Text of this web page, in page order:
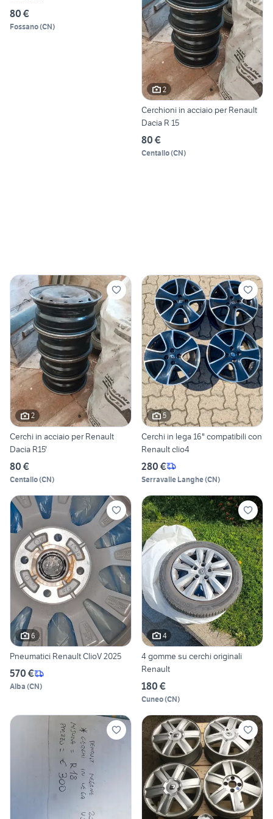
80 €
Fossano(CN)
2
Cerchioni in acciaio per Renault
Dacia R 15
80 €
Centallo(CN)
2
Cerchi in acciaio per Renault
Dacia R15'
80 €
Centallo(CN)
5
Cerchi in lega 16" compatibili con
Renault clio4
280 €
Serravalle Langhe(CN)
6
Pneumatici Renault ClioV 2025
570 €
Alba (CN)
4
4 gomme su cerchi originali
Renault
180 €
Cuneo(CN)